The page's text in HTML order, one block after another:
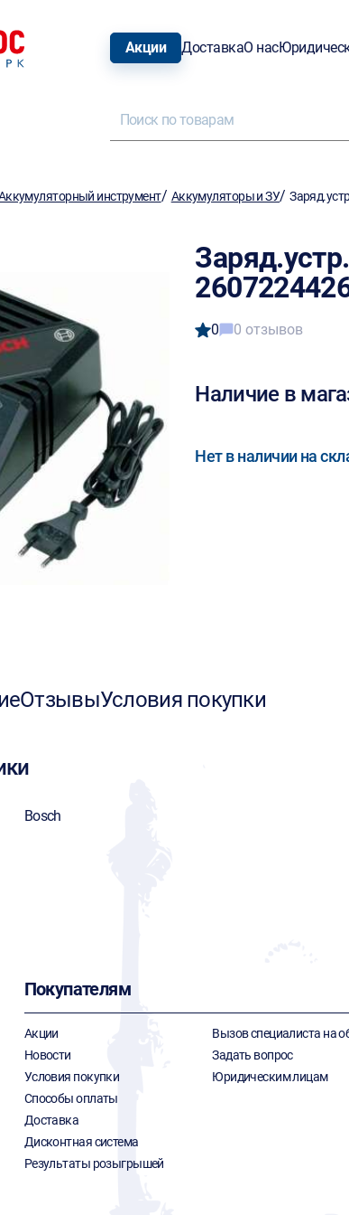
Акции ДоставкаО нас
инструмент/ Аккумуляторы и ЗУ/
0 0 отзывов
Наличие в
Нет в наличии на
ОтзывыУсловия покупки
Bosch
Покупателям
Акции
Новости
Условия покупки
Способы оплаты
Доставка
Дисконтная система
Результаты розыгрышей
Вызов специалиста на
Задать вопрос
Юридическим лицам